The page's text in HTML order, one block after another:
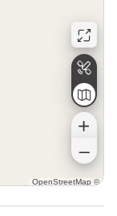
©
OpenStreetMap